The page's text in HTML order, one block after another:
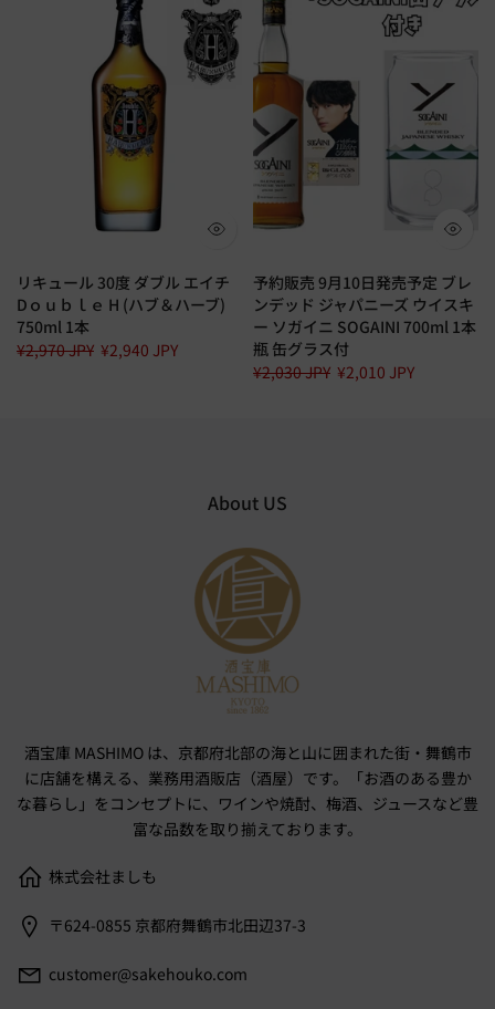
リキュール 30度 ダブル エイチ
Dｏｕｂｌｅ H (ハブ＆ハーブ)
750ml 1本
¥2,970 JPY ¥2,940 JPY
予約販売 9月10日発売予定 ブレ
ンデッド ジャパニーズ ウイスキ
ー ソガイニ SOGAINI 700ml 1本
瓶 缶グラス付
¥2,030 JPY ¥2,010 JPY
About US
酒宝庫 MASHIMO は、京都府北部の海と山に囲まれた街・舞鶴市
に店舗を構える、業務用酒販店（酒屋）です。「お酒のある豊か
な暮らし」をコンセプトに、ワインや焼酎、梅酒、ジュースなど豊
富な品数を取り揃えております。
株式会社ましも
〒624-0855 京都府舞鶴市北田辺37-3
customer@sakehouko.com